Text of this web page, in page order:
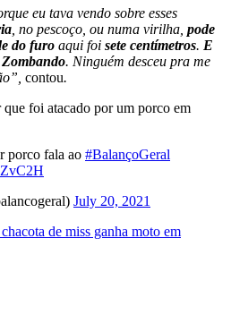
eu tava vendo sobre esses
, no pescoço, ou numa virilha, pode
do furo aqui foi sete centímetros. E
Zombando. Ninguém desceu pra me
contou.
foi atacado por um porco em
porco fala ao #BalançoGeral
July 20, 2021
de miss ganha moto em